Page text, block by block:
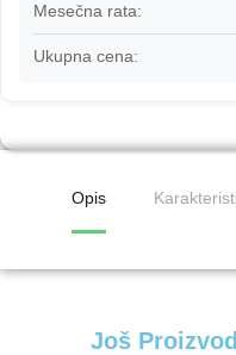
Mesečna rata:
Ukupna cena:
Opis
Još